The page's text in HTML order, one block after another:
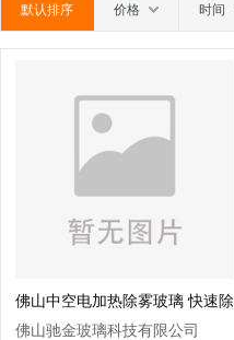
默认排序 价格 时间
佛山中空电加热除雾玻璃 快速除
雾防潮防冷凝 源头厂家
佛山驰金玻璃科技有限公司